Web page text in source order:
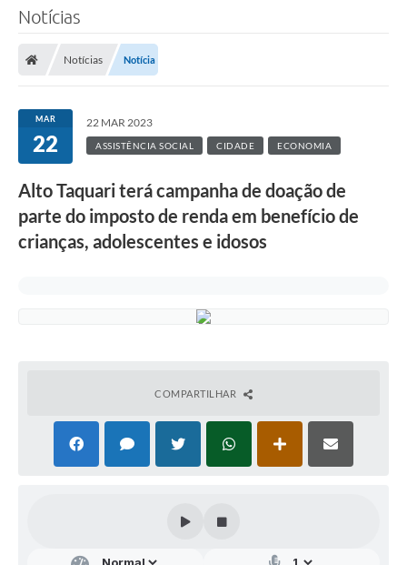
Notícias
Notícias Notícia
MAR
22
22 MAR 2023
ASSISTÊNCIA SOCIAL CIDADE ECONOMIA
Alto Taquari terá campanha de doação de
parte do imposto de renda em benefício de
crianças, adolescentes e idosos
COMPARTILHAR